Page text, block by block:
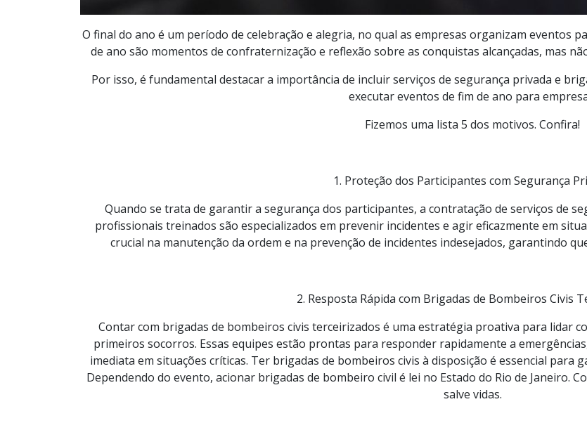
O final do ano é um período de celebração e alegria, no qual as empresas organizam eventos
de ano são momentos de confraternização e reflexão sobre as conquistas alcançadas, mas
Por isso, é fundamental destacar a importância de incluir serviços de segurança privada e
executar eventos de fim de ano para
Fizemos uma lista 5 dos motivos. Confira!
1. Proteção dos Participantes com Segurança
Quando se trata de garantir a segurança dos participantes, a contratação de serviços de
profissionais treinados são especializados em prevenir incidentes e agir eficazmente em
crucial na manutenção da ordem e na prevenção de incidentes indesejados, garantindo
2. Resposta Rápida com Brigadas de Bombeiros Civis
Contar com brigadas de bombeiros civis terceirizados é uma estratégia proativa para lidar
primeiros socorros. Essas equipes estão prontas para responder rapidamente a
imediata em situações críticas. Ter brigadas de bombeiros civis à disposição é essencial
Dependendo do evento, acionar brigadas de bombeiro civil é lei no Estado do Rio de Janeiro.
salve vidas.